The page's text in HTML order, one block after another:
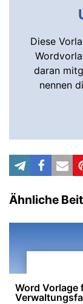
Diese
daran
nennen
Ähnliche
Word Vorlage